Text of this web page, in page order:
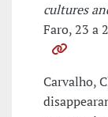
cultures
Faro, 23 a
Carvalho,